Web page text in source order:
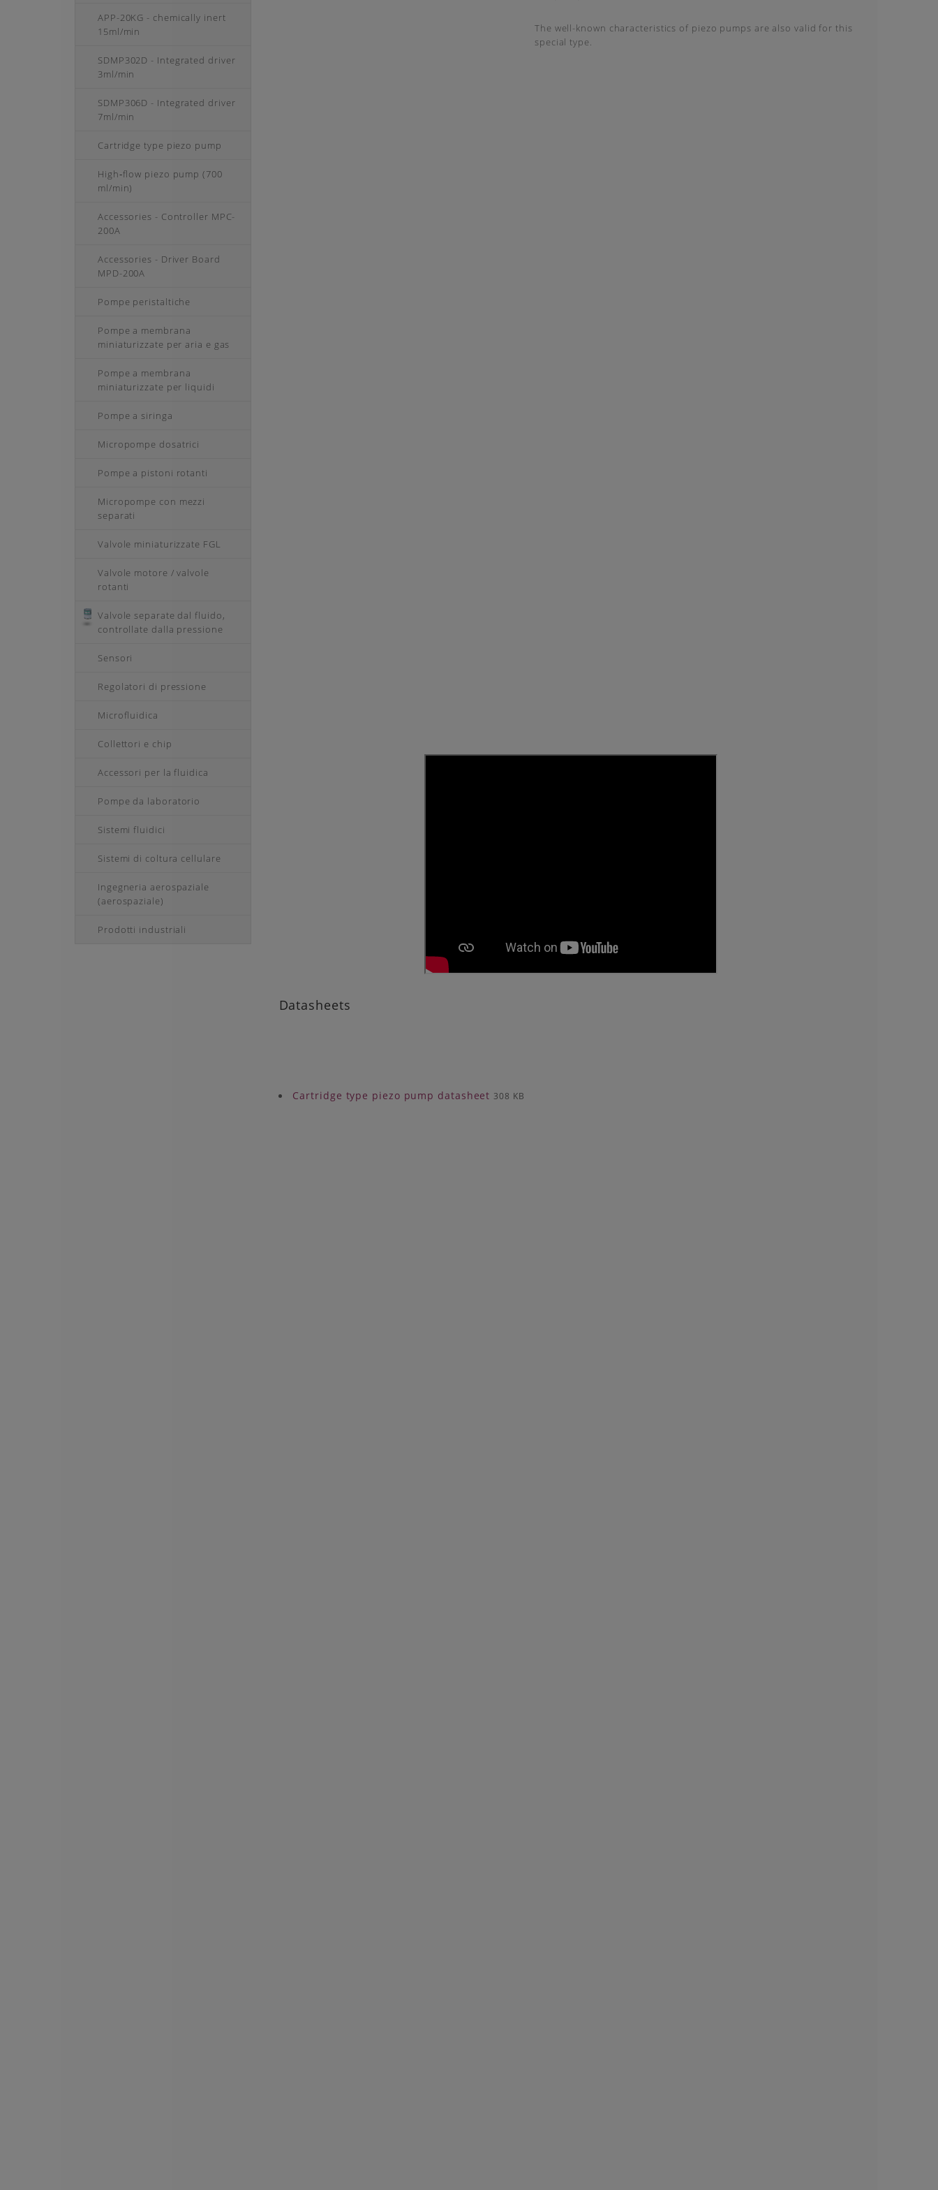
APP-20KG - chemically inert
15ml/min
SDMP302D - Integrated driver
3ml/min
SDMP306D - Integrated driver
7ml/min
Cartridge type piezo pump
High‑flow piezo pump (700
ml/min)
Accessories - Controller MPC-
200A
Accessories - Driver Board
MPD-200A
Pompe peristaltiche
Pompe a membrana
miniaturizzate per aria e gas
Pompe a membrana
miniaturizzate per liquidi
Pompe a siringa
Micropompe dosatrici
Pompe a pistoni rotanti
Micropompe con mezzi
separati
Valvole miniaturizzate FGL
Valvole motore / valvole
rotanti
Valvole separate dal fluido,
controllate dalla pressione
Sensori
Regolatori di pressione
Microfluidica
Collettori e chip
Accessori per la fluidica
Pompe da laboratorio
Sistemi fluidici
Sistemi di coltura cellulare
Ingegneria aerospaziale
(aerospaziale)
Prodotti industriali
The well-known characteristics of piezo pumps are also valid for this
special type.
Datasheets
Cartridge type piezo pump datasheet 308 KB